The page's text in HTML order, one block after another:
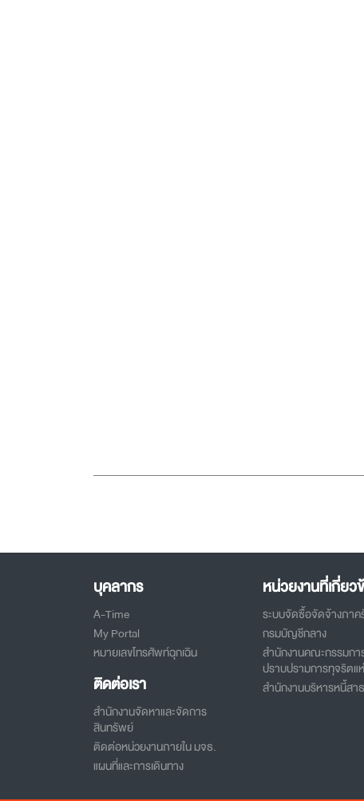
บุคลากร
A-Time
My Portal
หมายเลขโทรศัพท์ฉุกเฉิน
ติดต่อเรา
สำนักงานจัดหาและจัดการ
สินทรัพย์
ติดต่อหน่วยงานภายใน มจธ.
แผนที่และการเดินทาง
หน่วยงานที่เกี่ยว
ระบบจัดซื้อจัดจ้างภาค
กรมบัญชีกลาง
สำนักงานคณะกรรมกา
ปราบปรามการทุจริตแ
สำนักงานบริหารหนี้สา